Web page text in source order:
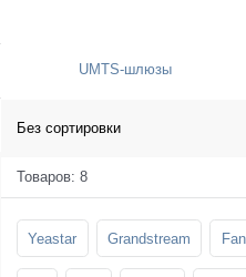
UMTS-шлюзы
Без сортировки
Товаров: 8
Yeastar Grandstream
3G/4G LTE и ADSL
Мобильные телефоны